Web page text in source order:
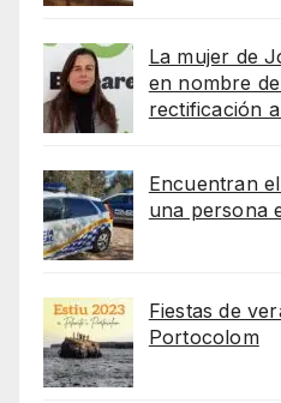
La mujer de
en nombre
rectificación
Encuentran
una persona
Fiestas de
Portocolom